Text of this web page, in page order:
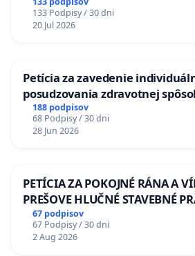
133 Podpisy / 30 dni
20 Jul 2026
Petícia za zavedenie
posudzovania zdravotnej
diabetom 1. a 2. typu pri
Policajného zboru SR
188 podpisov
68 Podpisy / 30 dni
28 Jun 2026
PETÍCIA ZA POKOJNÉ RÁNA A
PREŠOVE HLUČNÉ STAVEBNÉ
LEN OD 9.00 DO 13.00 HOD., CEZ
TÝŽDEŇ CIEĽ 8.00 – 18.00 HOD.
KONTROLA STAVBY C-AREA NA
67 podpisov
67 Podpisy / 30 dni
2 Aug 2026